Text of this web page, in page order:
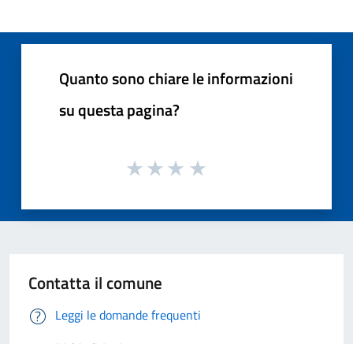
Quanto sono chiare le informazioni
su questa pagina?
Contatta il comune
Leggi le domande frequenti